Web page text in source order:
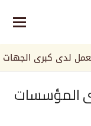
المؤسسات